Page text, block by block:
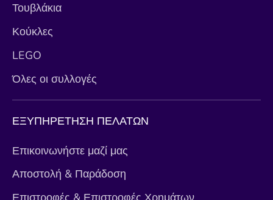
Τουβλάκια
Κούκλες
LEGO
Όλες οι συλλογές
ΕΞΥΠΗΡΕΤΗΣΗ ΠΕΛΑΤΩΝ
Επικοινωνήστε μαζί μας
Αποστολή & Παράδοση